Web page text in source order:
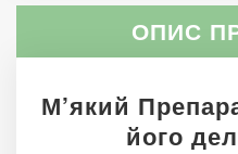
ОПИС
М’який
його